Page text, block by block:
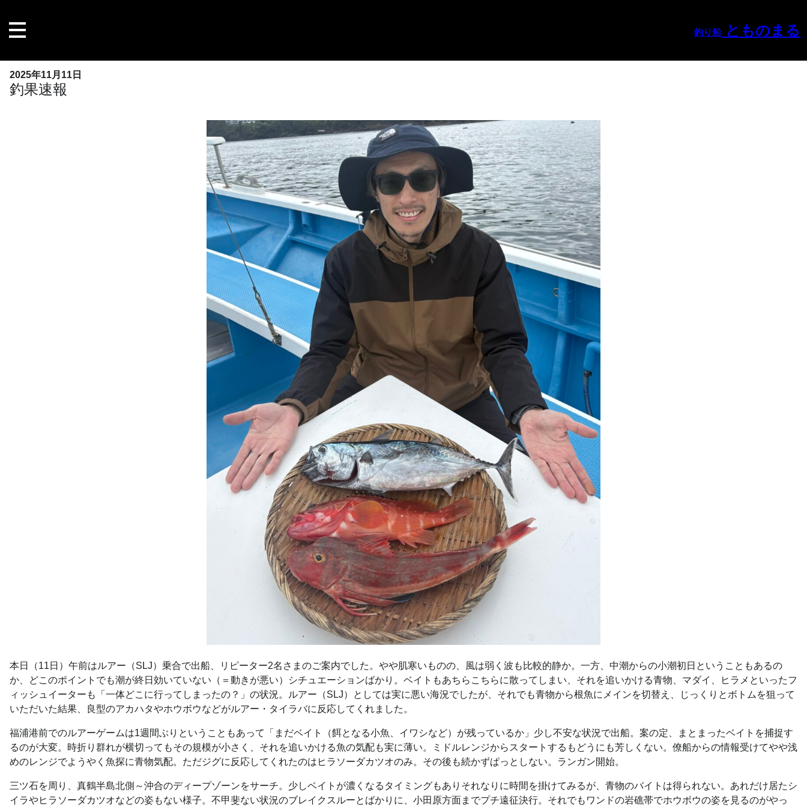
キ
釣り船とものまる
2025年11月11日
釣果速報
本日（11日）午前はルアー（SLJ）乗合で出船、リピーター2名さまのご案内でした。やや肌寒いものの、風は弱く波も比較的静か。一方、中潮からの小潮初日ということもあるの
か、どこのポイントでも潮が終日効いていない（＝動きが悪い）シチュエーションばかり。ベイトもあちらこちらに散ってしまい、それを追いかける青物、マダイ、ヒラメといったフ
ィッシュイーターも「一体どこに行ってしまったの？」の状況。ルアー（SLJ）としては実に悪い海況でしたが、それでも青物から根魚にメインを切替え、じっくりとボトムを狙って
いただいた結果、良型のアカハタやホウボウなどがルアー・タイラバに反応してくれました。
福浦港前でのルアーゲームは1週間ぶりということもあって「まだベイト（餌となる小魚、イワシなど）が残っているか」少し不安な状況で出船。案の定、まとまったベイトを捕捉す
るのが大変。時折り群れが横切ってもその規模が小さく、それを追いかける魚の気配も実に薄い。ミドルレンジからスタートするもどうにも芳しくない。僚船からの情報受けてやや浅
めのレンジでようやく魚探に青物気配。ただジグに反応してくれたのはヒラソーダカツオのみ。その後も続かずぱっとしない。ランガン開始。
三ツ石を周り、真鶴半島北側～沖合のディープゾーンをサーチ。少しベイトが濃くなるタイミングもありそれなりに時間を掛けてみるが、青物のバイトは得られない。あれだけ居たシ
イラやヒラソーダカツオなどの姿もない様子。不甲斐ない状況のブレイクスルーとばかりに、小田原方面までプチ遠征決行。それでもワンドの岩礁帯でホウボウの姿を見るのがやっ